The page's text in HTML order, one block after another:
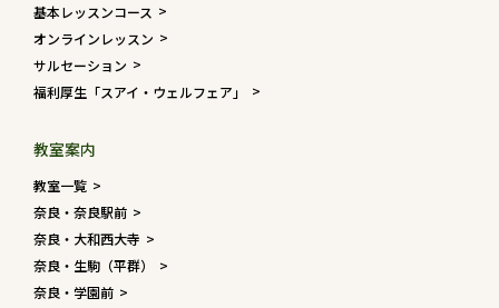
基本レッスンコース
オンラインレッスン
サルセーション
福利厚生「スアイ・ウェルフェア」
教室案内
教室一覧
奈良・奈良駅前
奈良・大和西大寺
奈良・生駒（平群）
奈良・学園前